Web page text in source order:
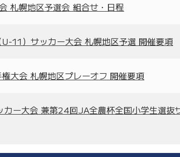
札幌地区予選会 組合せ・日程
11）サッカー大会 札幌地区予選 開催要項
大会 札幌地区プレーオフ 開催要項
ー大会 兼第24回JA全農杯全国小学生選抜